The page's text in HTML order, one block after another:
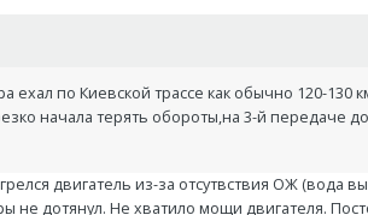
ехал по Киевской трассе как обычно 120-
начала терять обороты,на 3-й передаче
двигатель из-за отсутвствия ОЖ (вода
дотянул. Не хватило мощи двигателя.